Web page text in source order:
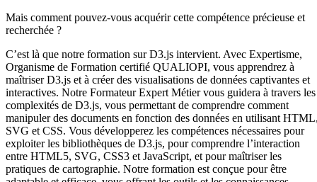
Mais comment pouvez-vous acquérir cette compétence précieuse et
recherchée ?
C’est là que notre formation sur D3.js intervient. Avec Expertisme,
Organisme de Formation certifié QUALIOPI, vous apprendrez à
maîtriser D3.js et à créer des visualisations de données captivantes et
interactives. Notre Formateur Expert Métier vous guidera à travers les
complexités de D3.js, vous permettant de comprendre comment
manipuler des documents en fonction des données en utilisant
SVG et CSS. Vous développerez les compétences nécessaires pour
exploiter les bibliothèques de D3.js, pour comprendre l’interaction
entre HTML5, SVG, CSS3 et JavaScript, et pour maîtriser les
pratiques de cartographie. Notre formation est conçue pour être